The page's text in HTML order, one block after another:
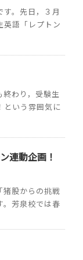
。先日，３月
英語「レプトン
終わり，受験生
という雰囲気に
連動企画！
猪股からの挑戦
。芳泉校では春